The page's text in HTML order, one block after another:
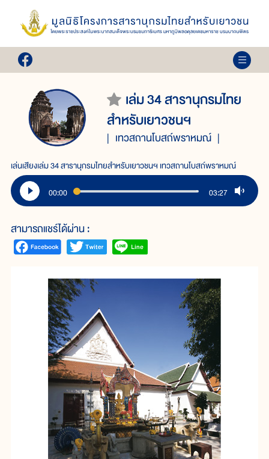
เล่ม 34 สารานุกรมไทย
สำหรับเยาวชนฯ
เทวสถานโบสถ์พราหมณ์
เล่นเสียงเล่ม 34 สารานุกรมไทยสำหรับเยาวชนฯ เทวสถานโบสถ์พราหมณ์
00:00 03:27
สามารถแชร์ได้ผ่าน :